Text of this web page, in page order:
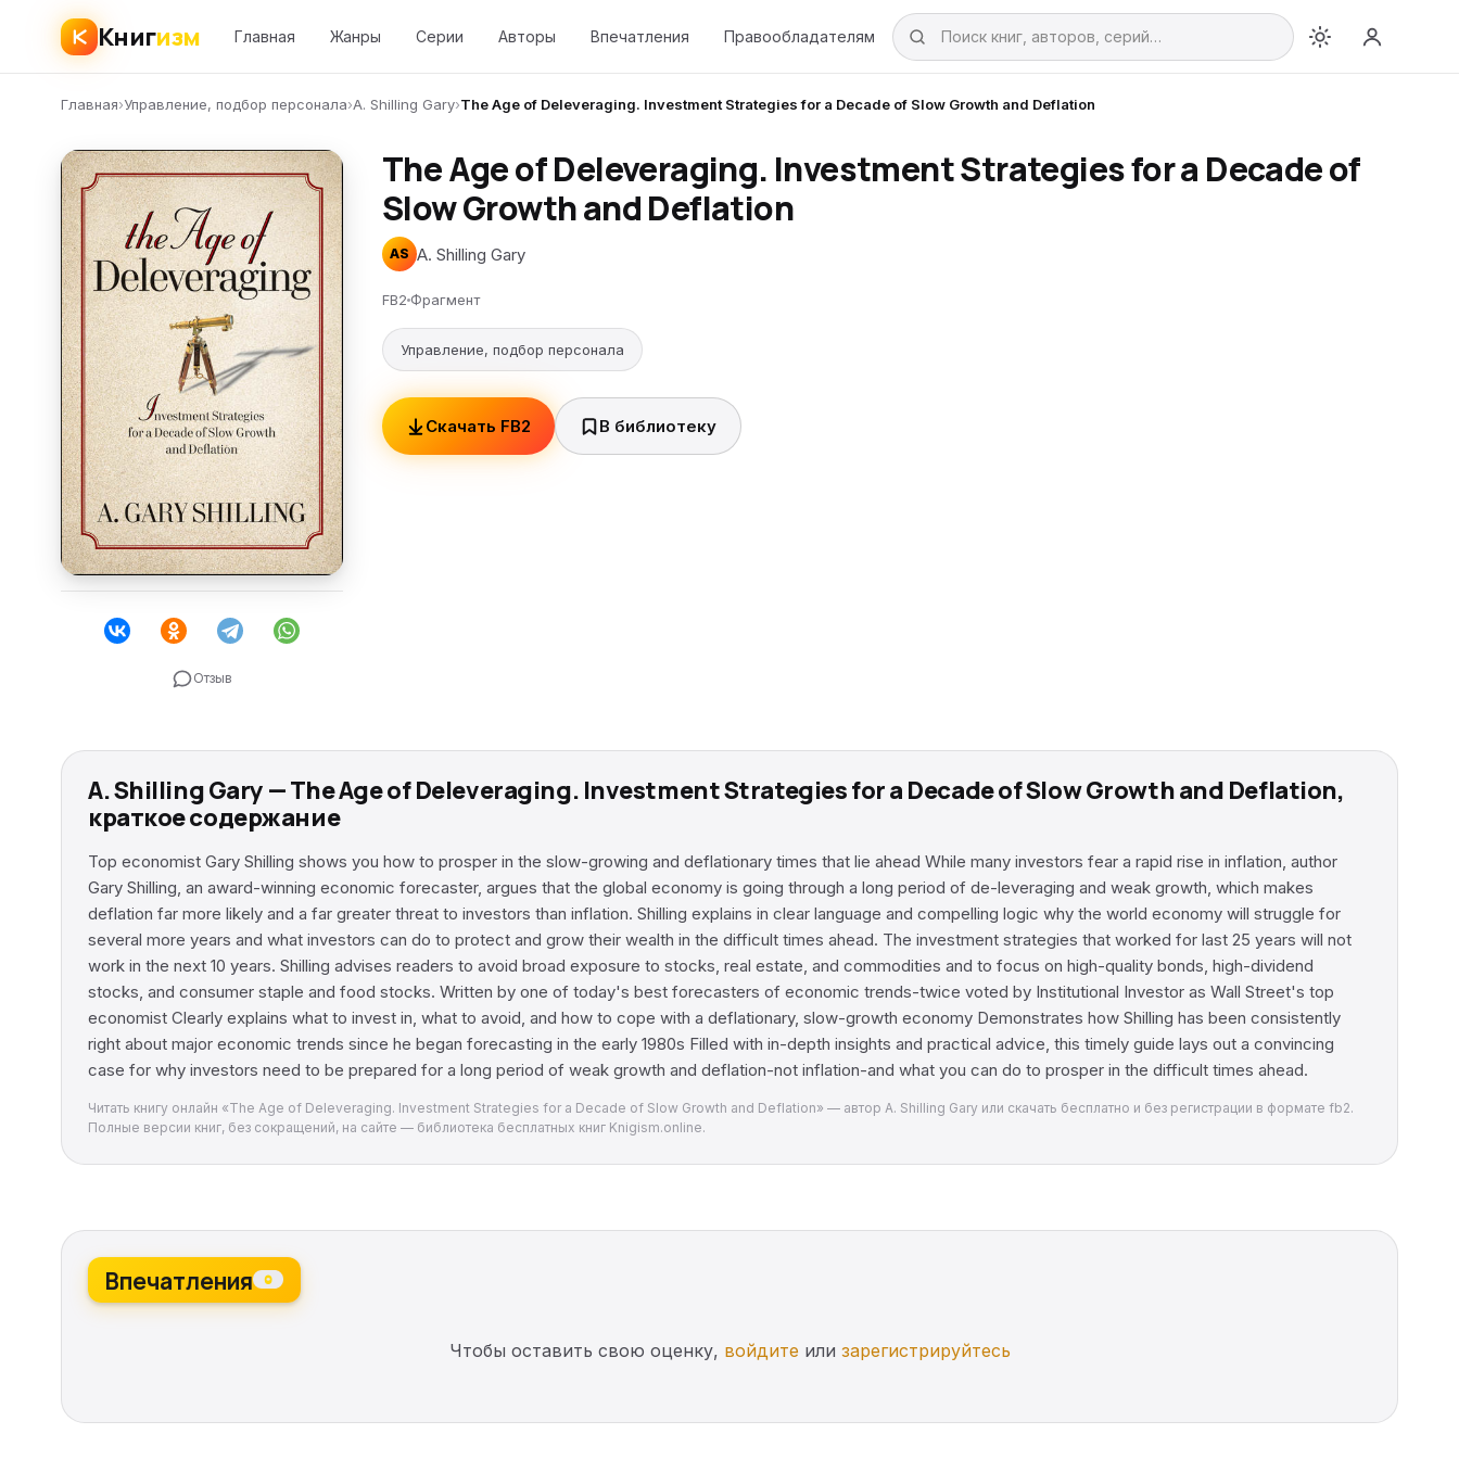
Книгизм Главная Жанры Серии Авторы Впечатления Правообладателям
Главная›Управление, подбор персонала›A. Shilling Gary›The Age of Deleveraging. Investment Strategies for a Decade of Slow Growth and Deflation
Отзыв
The Age of Deleveraging. Investment Strategies for a Decade of
Slow Growth and Deflation
AS A. Shilling Gary
FB2 Фрагмент
Управление, подбор персонала
Скачать FB2 В библиотеку
A. Shilling Gary — The Age of Deleveraging. Investment Strategies for a Decade of Slow Growth and Deflation,
краткое содержание
Top economist Gary Shilling shows you how to prosper in the slow-growing and deflationary times that lie ahead While many investors fear a rapid rise in inflation, author
Gary Shilling, an award-winning economic forecaster, argues that the global economy is going through a long period of de-leveraging and weak growth, which makes
deflation far more likely and a far greater threat to investors than inflation. Shilling explains in clear language and compelling logic why the world economy will struggle for
several more years and what investors can do to protect and grow their wealth in the difficult times ahead. The investment strategies that worked for last 25 years will not
work in the next 10 years. Shilling advises readers to avoid broad exposure to stocks, real estate, and commodities and to focus on high-quality bonds, high-dividend
stocks, and consumer staple and food stocks. Written by one of today's best forecasters of economic trends-twice voted by Institutional Investor as Wall Street's top
economist Clearly explains what to invest in, what to avoid, and how to cope with a deflationary, slow-growth economy Demonstrates how Shilling has been consistently
right about major economic trends since he began forecasting in the early 1980s Filled with in-depth insights and practical advice, this timely guide lays out a convincing
case for why investors need to be prepared for a long period of weak growth and deflation-not inflation-and what you can do to prosper in the difficult times ahead.
Читать книгу онлайн «The Age of Deleveraging. Investment Strategies for a Decade of Slow Growth and Deflation» — автор A. Shilling Gary или скачать бесплатно и без регистрации в формате fb2.
Полные версии книг, без сокращений, на сайте — библиотека бесплатных книг Knigism.online.
Впечатления 0
Чтобы оставить свою оценку, войдите или зарегистрируйтесь